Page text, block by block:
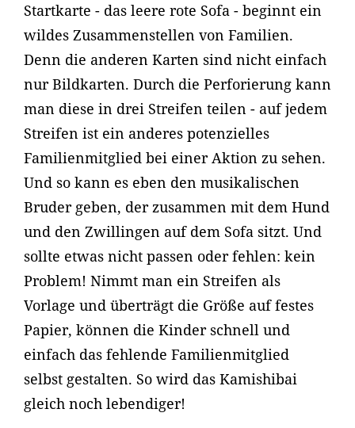
Startkarte - das leere rote Sofa - beginnt ein
wildes Zusammenstellen von Familien.
Denn die anderen Karten sind nicht einfach
nur Bildkarten. Durch die Perforierung kann
man diese in drei Streifen teilen - auf jedem
Streifen ist ein anderes potenzielles
Familienmitglied bei einer Aktion zu sehen.
Und so kann es eben den musikalischen
Bruder geben, der zusammen mit dem Hund
und den Zwillingen auf dem Sofa sitzt. Und
sollte etwas nicht passen oder fehlen: kein
Problem! Nimmt man ein Streifen als
Vorlage und überträgt die Größe auf festes
Papier, können die Kinder schnell und
einfach das fehlende Familienmitglied
selbst gestalten. So wird das Kamishibai
gleich noch lebendiger!